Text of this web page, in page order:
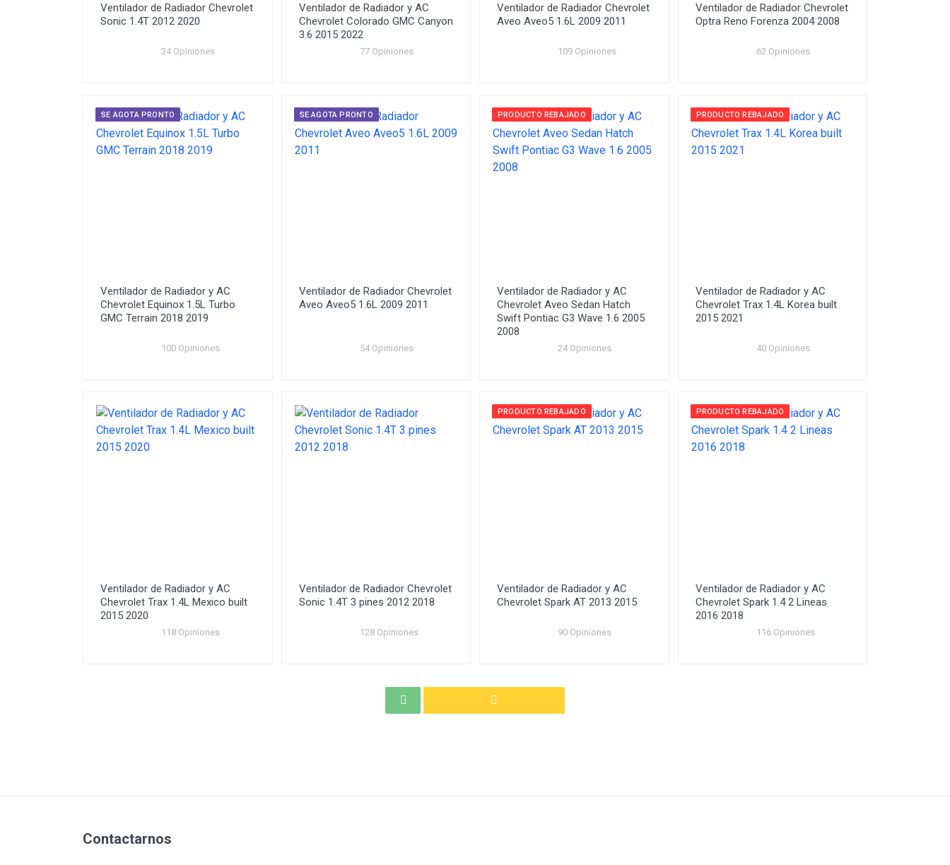
Ventilador de Radiador Chevrolet
Sonic 1.4T 2012 2020
34 Opiniones
Ventilador de Radiador y AC
Chevrolet Colorado GMC Canyon
3.6 2015 2022
77 Opiniones
Ventilador de Radiador Chevrolet
Aveo Aveo5 1.6L 2009 2011
109 Opiniones
Ventilador de Radiador Chevrolet
Optra Reno Forenza 2004 2008
62 Opiniones
SE AGOTA PRONTO
Ventilador de Radiador y AC
Chevrolet Equinox 1.5L Turbo
GMC Terrain 2018 2019
100 Opiniones
SE AGOTA PRONTO
Ventilador de Radiador Chevrolet
Aveo Aveo5 1.6L 2009 2011
54 Opiniones
PRODUCTO REBAJADO
Ventilador de Radiador y AC
Chevrolet Aveo Sedan Hatch
Swift Pontiac G3 Wave 1.6 2005
2008
24 Opiniones
PRODUCTO REBAJADO
Ventilador de Radiador y AC
Chevrolet Trax 1.4L Korea built
2015 2021
40 Opiniones
Ventilador de Radiador y AC
Chevrolet Trax 1.4L Mexico built
2015 2020
118 Opiniones
Ventilador de Radiador Chevrolet
Sonic 1.4T 3 pines 2012 2018
128 Opiniones
PRODUCTO REBAJADO
Ventilador de Radiador y AC
Chevrolet Spark AT 2013 2015
90 Opiniones
PRODUCTO REBAJADO
Ventilador de Radiador y AC
Chevrolet Spark 1.4 2 Lineas
2016 2018
116 Opiniones
Contactarnos